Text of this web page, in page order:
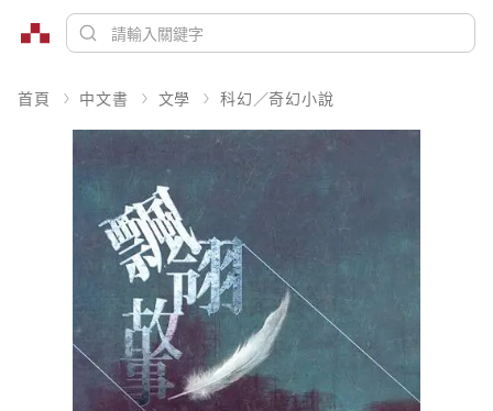
首頁 中文書 文學 科幻／奇幻小說